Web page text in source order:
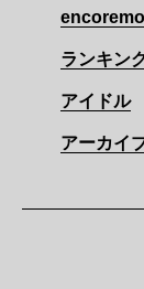
ランキン
アイドル
アーカイ